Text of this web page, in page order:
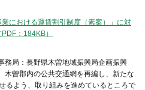
業における運賃割引制度（素案）」に対
：184KB）
局：長野県木曽地域振興局企画振興
木曽郡内の公共交通網を再編し、新たな
るよう、取り組みを進めているところで